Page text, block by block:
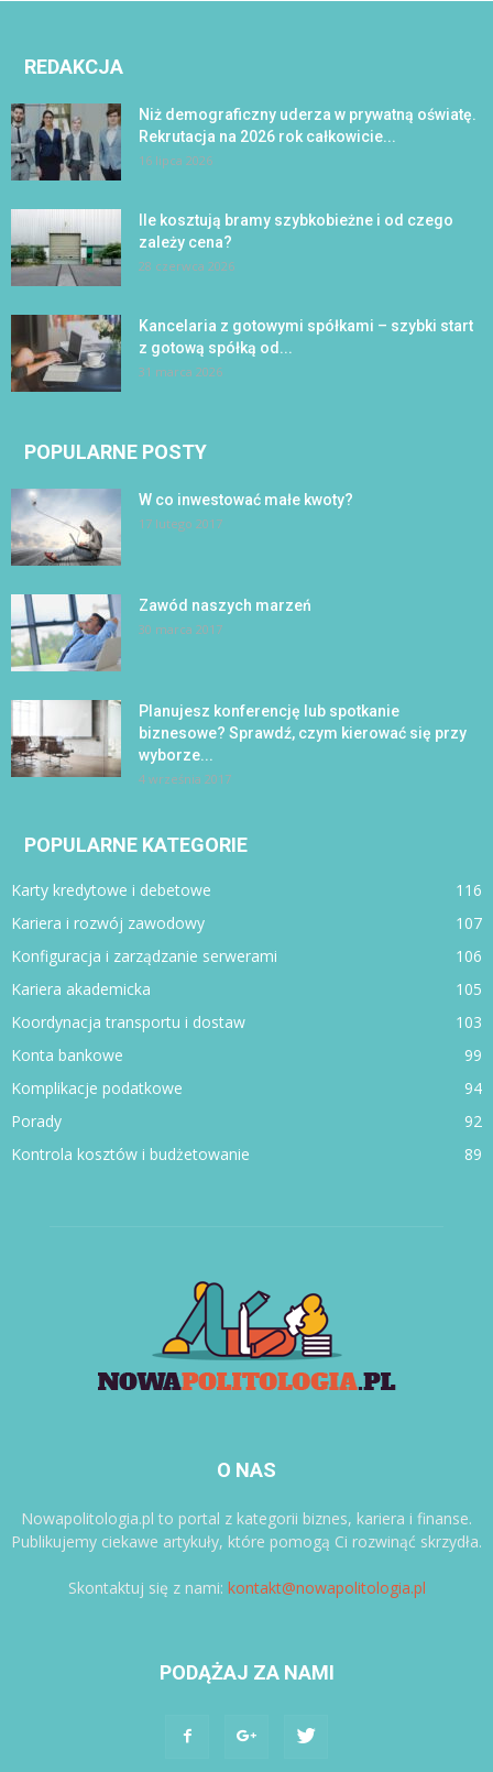
REDAKCJA
Niż demograficzny uderza w prywatną oświatę.
Rekrutacja na 2026 rok całkowicie...
16 lipca 2026
Ile kosztują bramy szybkobieżne i od czego
zależy cena?
28 czerwca 2026
Kancelaria z gotowymi spółkami – szybki start
z gotową spółką od...
31 marca 2026
POPULARNE POSTY
W co inwestować małe kwoty?
17 lutego 2017
Zawód naszych marzeń
30 marca 2017
Planujesz konferencję lub spotkanie
biznesowe? Sprawdź, czym kierować się przy
wyborze...
4 września 2017
POPULARNE KATEGORIE
Karty kredytowe i debetowe
116
Kariera i rozwój zawodowy
107
Konfiguracja i zarządzanie serwerami
106
Kariera akademicka
105
Koordynacja transportu i dostaw
103
Konta bankowe
99
Komplikacje podatkowe
94
Porady
92
Kontrola kosztów i budżetowanie
89
O NAS
Nowapolitologia.pl to portal z kategorii biznes, kariera i finanse.
Publikujemy ciekawe artykuły, które pomogą Ci rozwinąć skrzydła.
Skontaktuj się z nami: kontakt@nowapolitologia.pl
PODĄŻAJ ZA NAMI